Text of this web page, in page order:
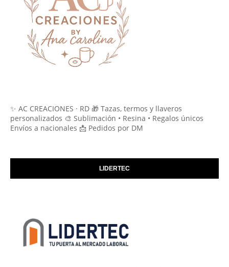
✨ AC CREACIONES · RD 🎁 Tazas, termos y llaveros
personalizados 🎨 Sublimación • Resina • Regalos únicos
Envíos a nacionales 📩 Pedidos por DM
LIDERTEC